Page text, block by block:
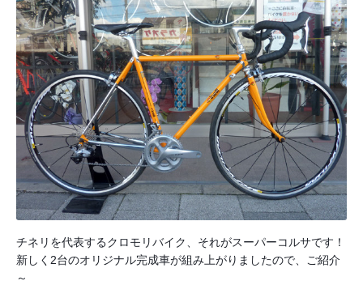
チネリを代表するクロモリバイク、それがスーパーコルサです！
新しく2台のオリジナル完成車が組み上がりましたので、ご紹介
～